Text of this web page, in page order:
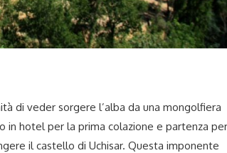
di veder sorgere l’alba da una mongolfiera
in hotel per la prima colazione e partenza per
il castello di Uchisar. Questa imponente